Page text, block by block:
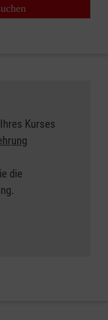
Kurses
die